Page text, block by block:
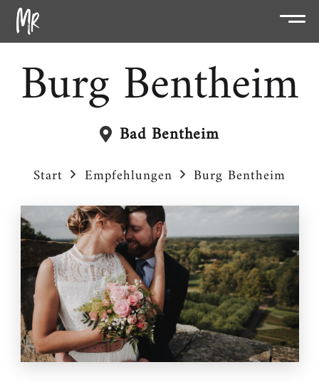
Burg Bentheim
Bad Bentheim
Start Empfehlungen Burg Bentheim